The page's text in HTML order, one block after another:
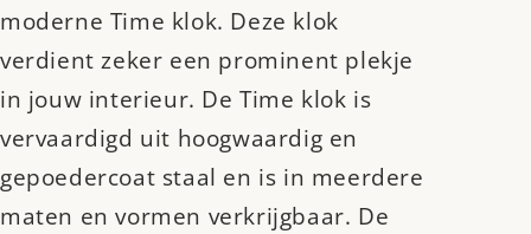
moderne Time klok. Deze klok
verdient zeker een prominent plekje
in jouw interieur. De Time klok is
vervaardigd uit hoogwaardig en
gepoedercoat staal en is in meerdere
maten en vormen verkrijgbaar. De